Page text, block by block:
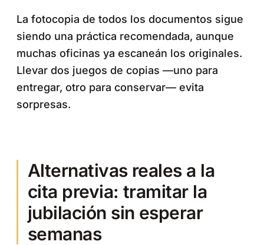
La fotocopia de todos los documentos sigue
siendo una práctica recomendada, aunque
muchas oficinas ya escaneán los originales.
Llevar dos juegos de copias —uno para
entregar, otro para conservar— evita
sorpresas.
Alternativas reales a la
cita previa: tramitar la
jubilación sin esperar
semanas